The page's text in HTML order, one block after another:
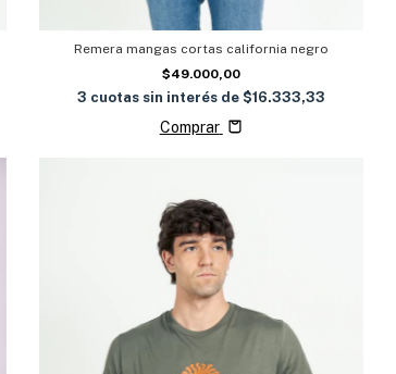
Remera mangas cortas california negro
$49.000,00
3 cuotas sin interés de $16.333,33
Comprar